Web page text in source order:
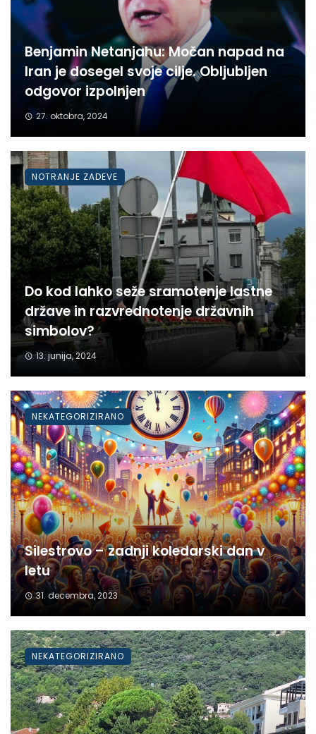
Benjamin Netanjahu: Močan napad na
Iran je dosegel svoje cilje. Obljubljen
odgovor izpolnjen
27. oktobra, 2024
Do kod lahko seže sramotenje lastne
države in razvrednotenje državnih
simbolov?
13. junija, 2024
NOTRANJE ZADEVE
Silestrovo – zadnji koledarski dan v
letu
31. decembra, 2023
NEKATEGORIZIRANO
NEKATEGORIZIRANO